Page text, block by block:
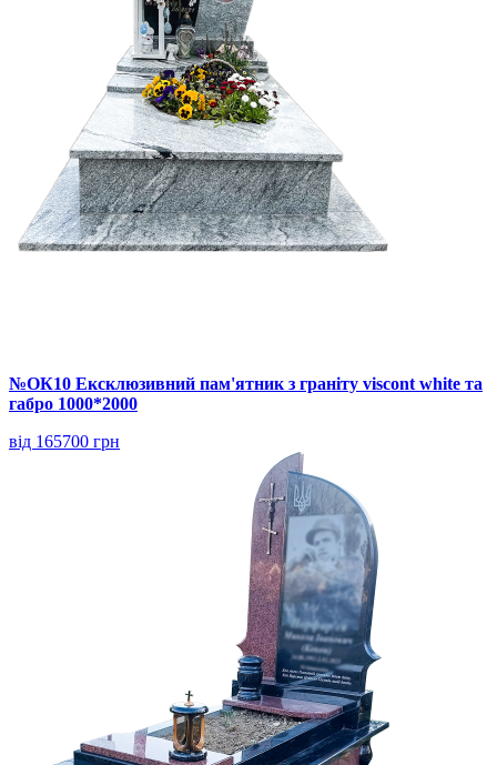
№ОК10 Ексклюзивний пам'ятник з граніту viscont white та
габро 1000*2000
від 165700 грн